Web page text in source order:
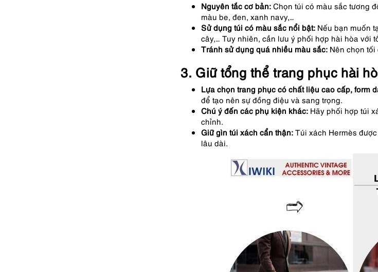
Nguyên tắc cơ bản: Chọn túi có màu sắc tương
màu be, đen, xanh navy,…
Sử dụng túi có màu sắc nổi bật: Nếu bạn muốn
cây,… Tuy nhiên, cần lưu ý phối hợp hài hòa với
Tránh sử dụng quá nhiều màu sắc: Nên chọn
3. Giữ tổng thể trang phục hài
Lựa chọn trang phục có chất liệu cao cấp, form
để tạo nên sự đồng điệu và sang trọng.
Chú ý đến các phụ kiện khác: Hãy phối hợp túi
chỉnh.
Giữ gìn túi xách cẩn thận: Túi xách Hermès
lâu dài.